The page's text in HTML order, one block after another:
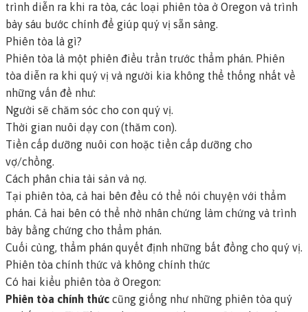
trình diễn ra khi ra tòa, các loại phiên tòa ở Oregon và trình
bày sáu bước chính để giúp quý vị sẵn sàng.
Phiên tòa là gì?
Phiên tòa là một phiên điều trần trước thẩm phán. Phiên
tòa diễn ra khi quý vị và người kia không thể thống nhất về
những vấn đề như:
Người sẽ chăm sóc cho con quý vị.
Thời gian nuôi dạy con (thăm con).
Tiền cấp dưỡng nuôi con hoặc tiền cấp dưỡng cho
vợ/chồng.
Cách phân chia tài sản và nợ.
Tại phiên tòa, cả hai bên đều có thể nói chuyện với thẩm
phán. Cả hai bên có thể nhờ nhân chứng làm chứng và trình
bày bằng chứng cho thẩm phán.
Cuối cùng, thẩm phán quyết định những bất đồng cho quý vị.
Phiên tòa chính thức và không chính thức
Có hai kiểu phiên tòa ở Oregon:
Phiên tòa chính thức cũng giống như những phiên tòa quý